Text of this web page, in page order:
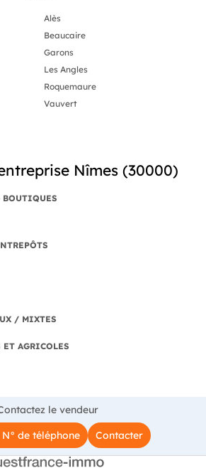
Alès
Beaucaire
Garons
Les Angles
Roquemaure
Vauvert
Nîmes (30000)
BOUTIQUES
/ MIXTES
AGRICOLES
le vendeur
de téléphone
Contacter